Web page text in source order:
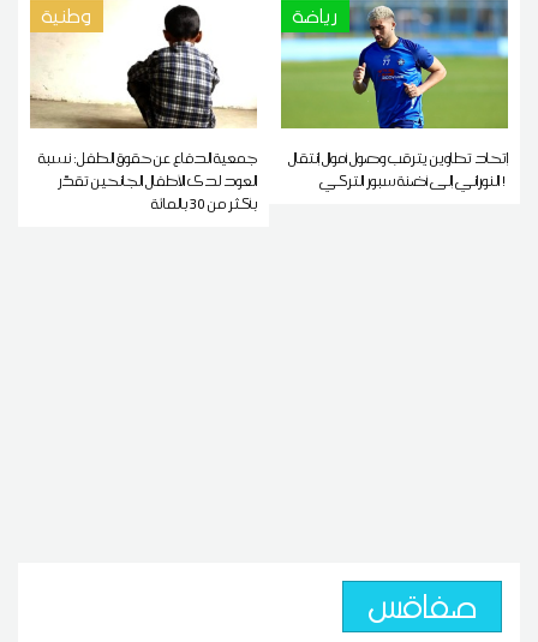
رياضة
إتحاد تطاوين يترقب وصول أموال إنتقال
النوراني إلى أضنة سبور التركي !
وطنية
جمعية الدفاع عن حقوق الطفل: نسبة
العود لدى الأطفال الجانحين تقدّر
بأكثر من 30 بالمائة
صفاقس